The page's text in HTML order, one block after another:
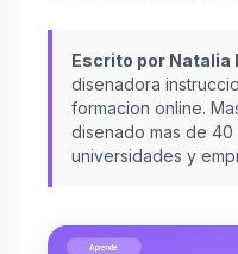
Escrito por Natalia
disenadora
formacion online.
disenado mas de
universidades y
Aprende